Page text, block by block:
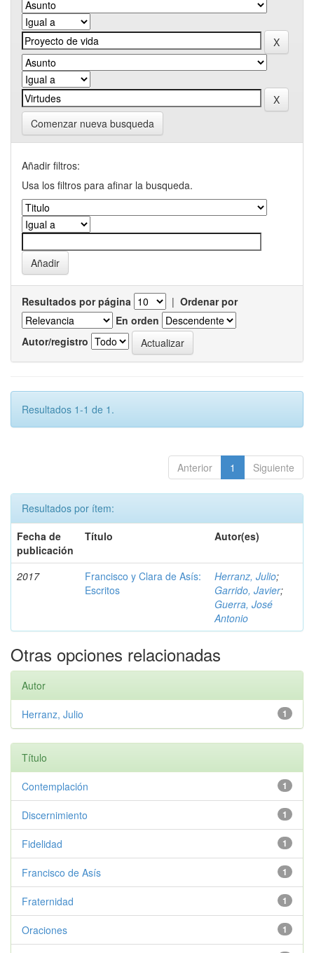
Comenzar nueva busqueda
Añadir filtros:
Usa los filtros para afinar la busqueda.
Resultados por página | Ordenar por
En orden
Autor/registro
Resultados 1-1 de 1.
Anterior 1 Siguiente
Resultados por ítem:
Fecha de
publicación
Título Autor(es)
2017
Francisco y Clara de Asís:
Escritos
Herranz, Julio;
Garrido, Javier;
Guerra, José
Antonio
Otras opciones relacionadas
Autor
1
Herranz, Julio
Título
1
Contemplación
1
Discernimiento
1
Fidelidad
1
Francisco de Asís
1
Fraternidad
1
Oraciones